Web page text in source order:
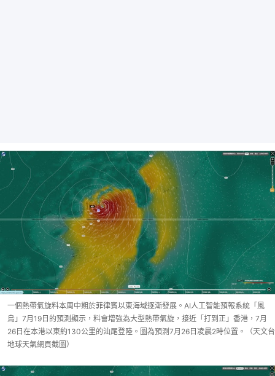
一個熱帶氣旋料本周中期於菲律賓以東海域逐漸發展。AI人工智能預報系統「風
烏」7月19日的預測顯示，料會增強為大型熱帶氣旋，接近「打到正」香港，7月
26日在本港以東約130公里的汕尾登陸。圖為預測7月26日凌晨2時位置。（天文台
地球天氣網頁截圖）